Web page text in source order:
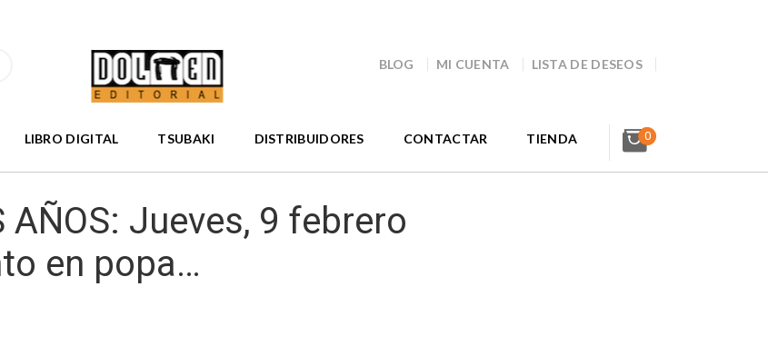
BLOG MI CUENTA LISTA DE DESEOS
LIBRO DIGITAL TSUBAKI DISTRIBUIDORES CONTACTAR TIENDA 0
AÑOS: Jueves, 9 febrero
en popa…